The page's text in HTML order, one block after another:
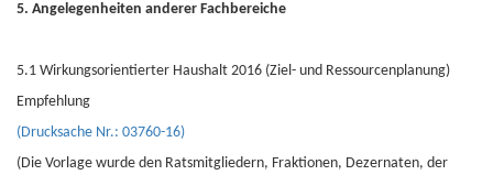
5. Angelegenheiten anderer Fachbereiche
5.1 Wirkungsorientierter Haushalt 2016 (Ziel- und Ressourcenplanung)
Empfehlung
(Drucksache Nr.: 03760-16)
(Die Vorlage wurde den Ratsmitgliedern, Fraktionen, Dezernaten, der